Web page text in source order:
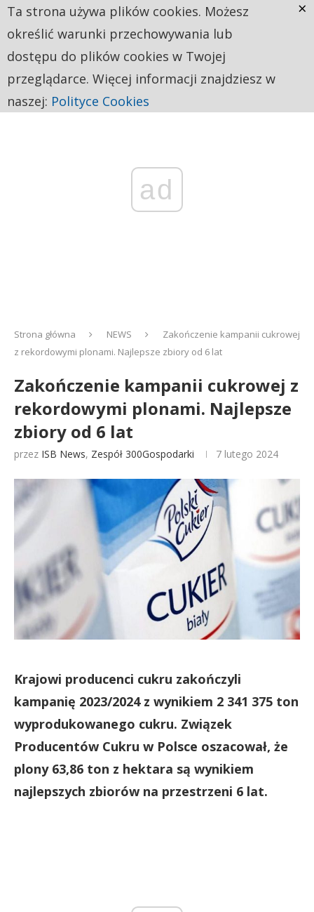
ad
Strona główna NEWS
Zakończenie kampanii cukrowej
z rekordowymi plonami. Najlepsze zbiory od 6 lat
Zakończenie kampanii cukrowej z
rekordowymi plonami. Najlepsze
zbiory od 6 lat
przez ISB News, Zespół 300Gospodarki 7 lutego 2024
Krajowi producenci cukru zakończyli
kampanię 2023/2024 z wynikiem 2 341 375 ton
wyprodukowanego cukru. Związek
Producentów Cukru w Polsce oszacował, że
plony 63,86 ton z hektara są wynikiem
najlepszych zbiorów na przestrzeni 6 lat.
Ta strona używa plików cookies. Możesz
określić warunki przechowywania lub
dostępu do plików cookies w Twojej
przeglądarce. Więcej informacji znajdziesz w
naszej: Polityce Cookies
×